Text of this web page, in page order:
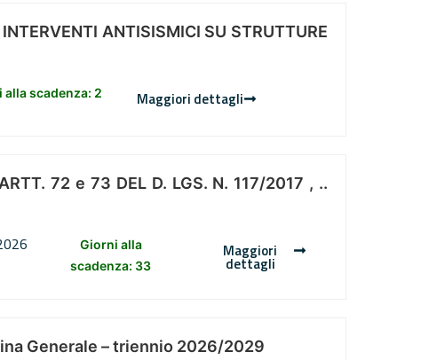
ANTISISMICI SU STRUTTURE
alla scadenza: 2 Maggiori dettagli
72 e 73 DEL D. LGS. N. 117/2017 , ..
Giorni alla
scadenza: 33
Maggiori
dettagli
Generale – triennio 2026/2029